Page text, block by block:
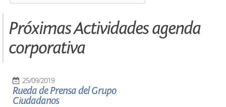
Próximas Actividades agenda
corporativa
25/09/2019
Rueda de Prensa del Grupo
Ciudadanos